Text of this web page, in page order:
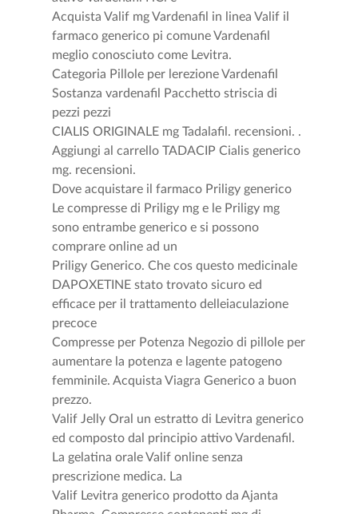
Acquista Valif mg Vardenafil in linea Valif il
farmaco generico pi comune Vardenafil
meglio conosciuto come Levitra.
Categoria Pillole per lerezione Vardenafil
Sostanza vardenafil Pacchetto striscia di
pezzi pezzi
CIALIS ORIGINALE mg Tadalafil. recensioni. .
Aggiungi al carrello TADACIP Cialis generico
mg. recensioni.
Dove acquistare il farmaco Priligy generico
Le compresse di Priligy mg e le Priligy mg
sono entrambe generico e si possono
comprare online ad un
Priligy Generico. Che cos questo medicinale
DAPOXETINE stato trovato sicuro ed
efficace per il trattamento delleiaculazione
precoce
Compresse per Potenza Negozio di pillole per
aumentare la potenza e lagente patogeno
femminile. Acquista Viagra Generico a buon
prezzo.
Valif Jelly Oral un estratto di Levitra generico
ed composto dal principio attivo Vardenafil.
La gelatina orale Valif online senza
prescrizione medica. La
Valif Levitra generico prodotto da Ajanta